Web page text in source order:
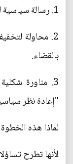
1. رسالة سياسية للداخل والخارج، خاصة إلى الكويت.
2. محاولة
بالقضاء.
3. مناورة
"إعادة نظر
لماذا هذه
لأنها تطرح